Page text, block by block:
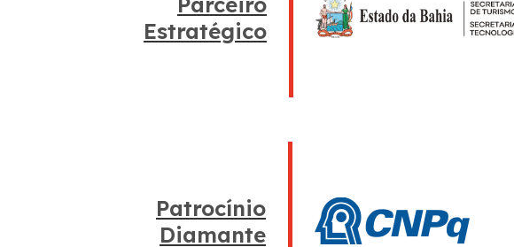
Estratégico
Patrocínio
Diamante